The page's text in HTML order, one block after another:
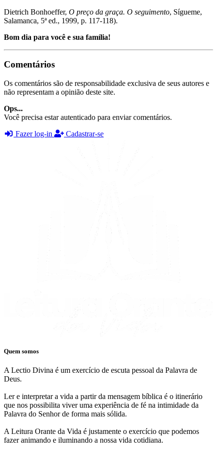
Dietrich Bonhoeffer, O preço da graça. O seguimento, Sígueme,
Salamanca, 5ª ed., 1999, p. 117-118).
Bom dia para você e sua família!
Comentários
Os comentários são de responsabilidade exclusiva de seus autores e
não representam a opinião deste site.
Ops...
Você precisa estar autenticado para enviar comentários.
Fazer log-in
Cadastrar-se
Quem somos
A Lectio Divina é um exercício de escuta pessoal da Palavra de
Deus.
Ler e interpretar a vida a partir da mensagem bíblica é o itinerário
que nos possibilita viver uma experiência de fé na intimidade da
Palavra do Senhor de forma mais sólida.
A Leitura Orante da Vida é justamente o exercício que podemos
fazer animando e iluminando a nossa vida cotidiana.